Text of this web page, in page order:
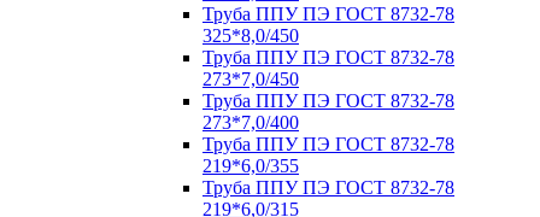
Труба ППУ ПЭ ГОСТ 8732-78
325*8,0/450
Труба ППУ ПЭ ГОСТ 8732-78
273*7,0/450
Труба ППУ ПЭ ГОСТ 8732-78
273*7,0/400
Труба ППУ ПЭ ГОСТ 8732-78
219*6,0/355
Труба ППУ ПЭ ГОСТ 8732-78
219*6,0/315